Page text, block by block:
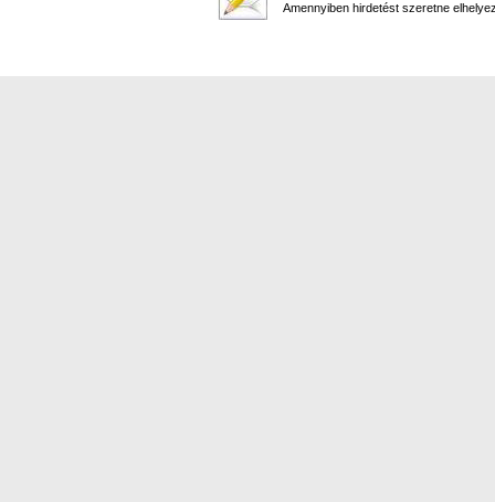
Amennyiben hirdetést szeretne